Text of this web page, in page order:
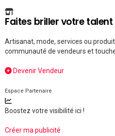
Faites briller votre talent
Artisanat, mode, services ou
communauté de vendeurs et
Devenir Vendeur
Espace Partenaire
Boostez votre visibilité ici !
Créer ma publicité